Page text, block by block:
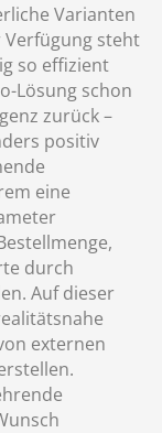
Varianten
steht
so effizient
Lösung schon
zurück –
positiv
eine
durch
Auf dieser
externen